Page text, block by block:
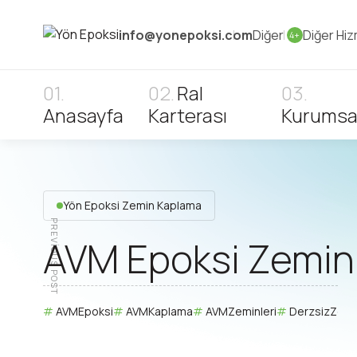
info@yonepoksi.comDiğer 4+ Diğer
Anasayfa
Ral
Karterası
Yön Epoksi Zemin Kaplama
AVM Epoksi
AVMEpoksi AVMKaplama AVMZeminleri DerzsizZemin
PREVIOUS POST